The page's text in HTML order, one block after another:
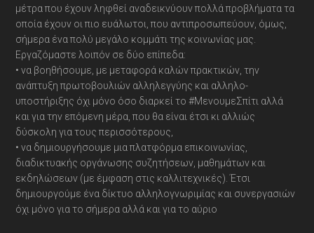
μέτρα που έχουν ληφθεί αναδεικνύουν πολλά προβλήματα τα
οποία έχουν οι πιο ευάλωτοι, που αντιπροσωπεύουν, όμως,
σήμερα ένα πολύ μεγάλο κομμάτι της κοινωνίας μας.
Εργαζόμαστε λοιπόν σε δύο επίπεδα:
• να βοηθήσουμε, με μεταφορά καλών πρακτικών, την
ανάπτυξη πρωτοβουλιών αλληλεγγύης και αλληλο-
υποστήριξης όχι μόνο όσο διαρκεί το #ΜενουμεΣπίτι αλλά
και για την επόμενη μέρα, που θα είναι έτσι κι αλλιώς
δύσκολη για τους περισσότερους,
• να δημιουργήσουμε μια πλατφόρμα επικοινωνίας,
διαδικτυακής οργάνωσης συζητήσεων, μαθημάτων και
εκδηλώσεων (με έμφαση στις καλλιτεχνικές). Έτσι
δημιουργούμε ένα δίκτυο αλληλογνωριμίας και συνεργασιών
όχι μόνο για το σήμερα αλλά και για το αύριο